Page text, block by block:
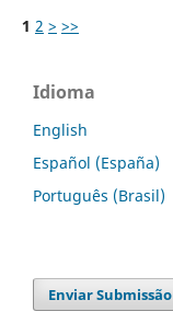
1 2 > >>
Idioma
English
Español (España)
Português (Brasil)
Enviar Submissão